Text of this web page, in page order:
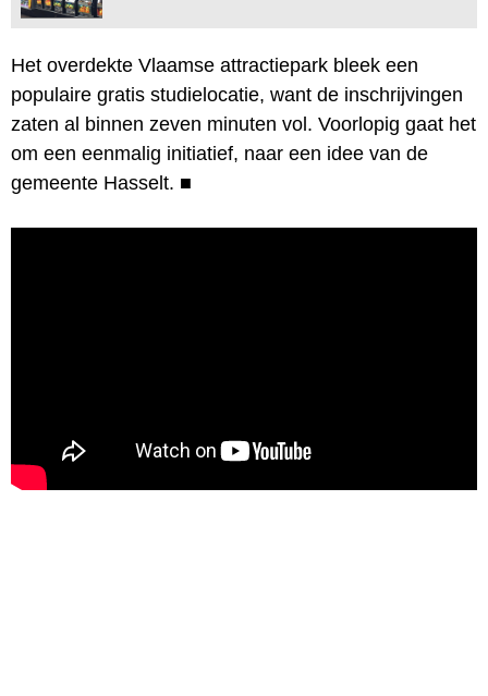
Het overdekte Vlaamse attractiepark bleek een
populaire gratis studielocatie, want de inschrijvingen
zaten al binnen zeven minuten vol. Voorlopig gaat het
om een eenmalig initiatief, naar een idee van de
gemeente Hasselt. ■